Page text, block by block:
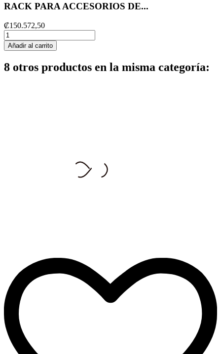
RACK PARA ACCESORIOS DE...
₡150.572,50
Añadir al carrito
8 otros productos en la misma categoría: